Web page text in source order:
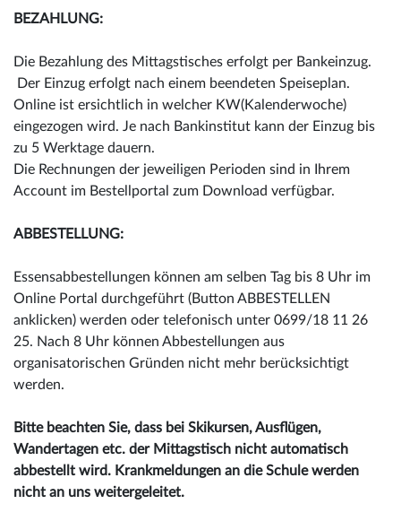
BEZAHLUNG:
Die Bezahlung des Mittagstisches erfolgt per Bankeinzug.
Der Einzug erfolgt nach einem beendeten Speiseplan.
Online ist ersichtlich in welcher KW(Kalenderwoche)
eingezogen wird. Je nach Bankinstitut kann der Einzug bis
zu 5 Werktage dauern.
Die Rechnungen der jeweiligen Perioden sind in Ihrem
Account im Bestellportal zum Download verfügbar.
ABBESTELLUNG:
Essensabbestellungen können am selben Tag bis 8 Uhr im
Online Portal durchgeführt (Button ABBESTELLEN
anklicken) werden oder telefonisch unter 0699/18 11 26
25. Nach 8 Uhr können Abbestellungen aus
organisatorischen Gründen nicht mehr berücksichtigt
werden.
Bitte beachten Sie, dass bei Skikursen, Ausflügen,
Wandertagen etc. der Mittagstisch nicht automatisch
abbestellt wird. Krankmeldungen an die Schule werden
nicht an uns weitergeleitet.